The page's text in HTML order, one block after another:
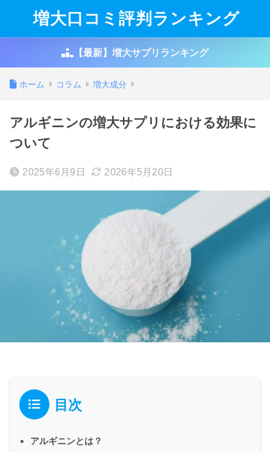
増大口コミ評判ランキング
【最新】増大サプリランキング
ホーム コラム 増大成分
アルギニンの増大サプリにおける効果に
ついて
2025年6月9日 2026年5月20日
目次
アルギニンとは？